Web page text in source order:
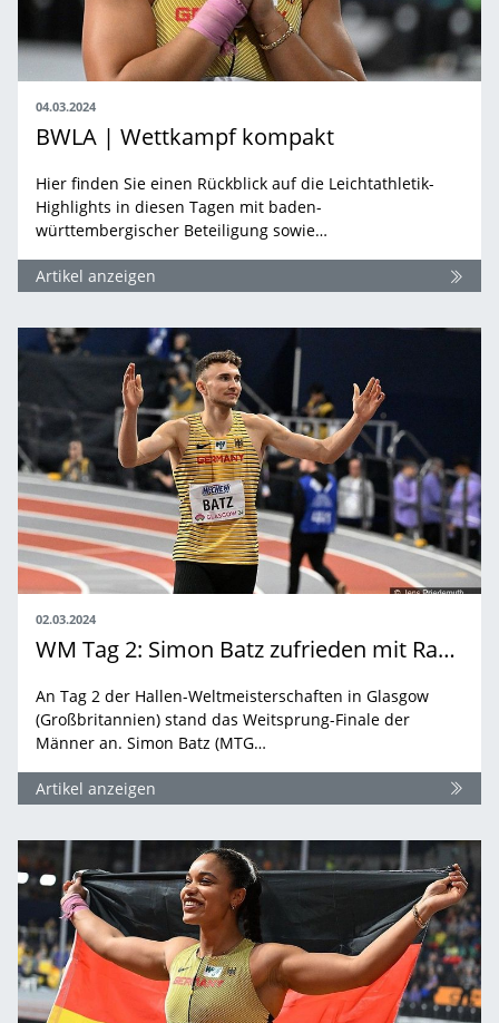
04.03.2024
BWLA | Wettkampf kompakt
Hier finden Sie einen Rückblick auf die Leichtathletik-
Highlights in diesen Tagen mit baden-
württembergischer Beteiligung sowie…
Artikel anzeigen
02.03.2024
WM Tag 2: Simon Batz zufrieden mit Rang 4
An Tag 2 der Hallen-Weltmeisterschaften in Glasgow
(Großbritannien) stand das Weitsprung-Finale der
Männer an. Simon Batz (MTG…
Artikel anzeigen